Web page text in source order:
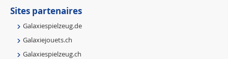
Sites partenaires
Galaxiespielzeug.de
Galaxiejouets.ch
Galaxiespielzeug.ch